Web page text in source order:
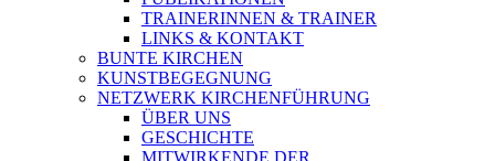
TRAINERINNEN & TRAINER
LINKS & KONTAKT
BUNTE KIRCHEN
KUNSTBEGEGNUNG
NETZWERK KIRCHENFÜHRUNG
ÜBER UNS
GESCHICHTE
MITWIRKENDE DER